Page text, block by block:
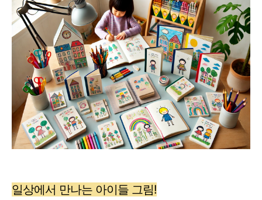
일상에서 만나는 아이들 그림!